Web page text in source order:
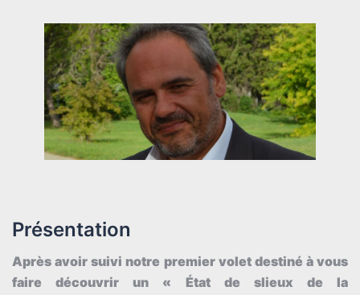
Présentation
Après avoir suivi notre premier volet destiné à vous
faire découvrir un « État de slieux de la